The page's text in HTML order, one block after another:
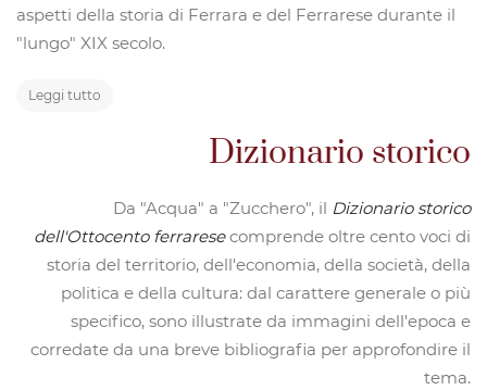
aspetti della storia di Ferrara e del Ferrarese durante il
"lungo" XIX secolo.
Leggi tutto
Dizionario storico
Da "Acqua" a "Zucchero", il Dizionario storico
dell'Ottocento ferraresecomprende oltre cento voci di
storia del territorio, dell'economia, della società, della
politica e della cultura: dal carattere generale o più
specifico, sono illustrate da immagini dell'epoca e
corredate da una breve bibliografia per approfondire il
tema.